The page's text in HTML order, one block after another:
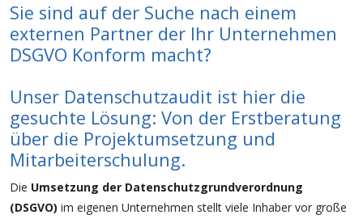
Sie sind auf der Suche nach einem
externen Partner der Ihr Unternehmen
DSGVO Konform macht?
Unser Datenschutzaudit ist hier die
gesuchte Lösung: Von der Erstberatung
über die Projektumsetzung und
Mitarbeiterschulung.
Die Umsetzung der Datenschutzgrundverordnung
(DSGVO) im eigenen Unternehmen stellt viele Inhaber vor große